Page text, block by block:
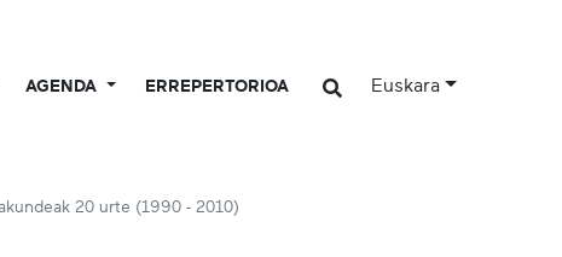
AGENDA ERREPERTORIOA Euskara
20 urte (1990 - 2010)